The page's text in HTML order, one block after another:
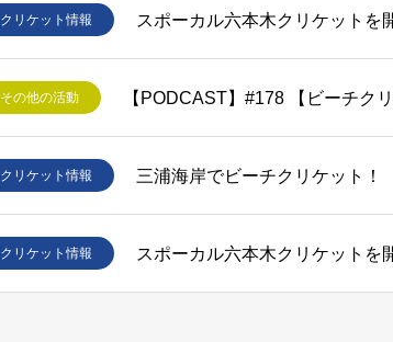
クリケット情報 スポーカル六本木クリケットを
その他の活動 【PODCAST】#178 【ビーチク
クリケット情報 三浦海岸でビーチクリケット！
クリケット情報 スポーカル六本木クリケットを